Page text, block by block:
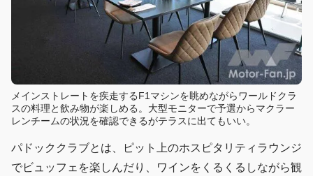
メインストレートを疾走するF1マシンを眺めながらワールドクラ
スの料理と飲み物が楽しめる。大型モニターで予選からマクラー
レンチームの状況を確認できるがテラスに出てもいい。
パドッククラブとは、ピット上のホスピタリティラウンジ
でビュッフェを楽しんだり、ワインをくるくるしながら観